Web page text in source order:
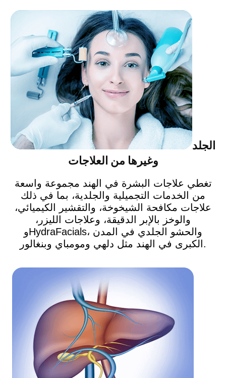
الجلد
وغيرها من العلاجات
تغطي علاجات البشرة في الهند مجموعة واسعة
من الخدمات التجميلية والجلدية، بما في ذلك
علاجات مكافحة الشيخوخة، والتقشير الكيميائي،
والوخز بالإبر الدقيقة، وعلاجات الليزر،
وHydraFacials، والحشو الجلدي في المدن
الكبرى في الهند مثل دلهي ومومباي وبنغالور.